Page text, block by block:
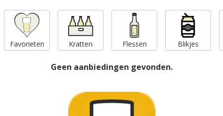
Favorieten Kratten Flessen Blikjes
Geen aanbiedingen gevonden.